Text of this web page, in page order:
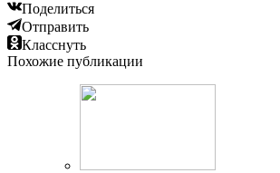
Поделиться
Отправить
Класснуть
Похожие публикации